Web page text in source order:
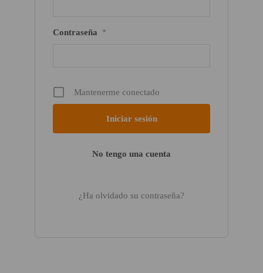
Contraseña *
Mantenerme conectado
No tengo una cuenta
¿Ha olvidado su contraseña?